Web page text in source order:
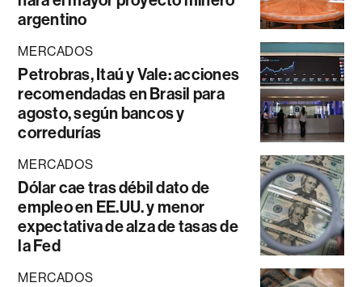
argentino
MERCADOS
Petrobras, Itaú y Vale: acciones
recomendadas en Brasil para
agosto, según bancos y
corredurías
MERCADOS
Dólar cae tras débil dato de
empleo en EE.UU. y menor
expectativa de alza de tasas de
la Fed
MERCADOS